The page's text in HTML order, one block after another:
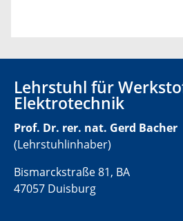
Lehrstuhl für
Elektrotechnik
Prof. Dr. rer. nat. Gerd Bacher
(Lehrstuhlinhaber)
Bismarckstraße 81, BA
47057 Duisburg